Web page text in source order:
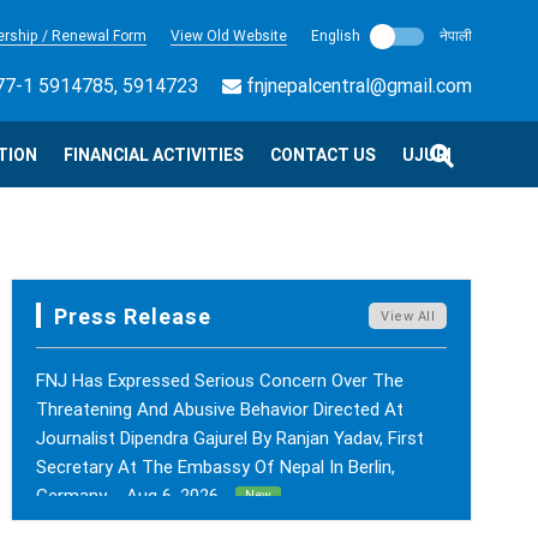
/ Renewal Form View Old Website English नेपाली
1 5914785, 5914723 fnjnepalcentral@gmail.com
FINANCIAL ACTIVITIES CONTACT US UJURI
Press Release View All
FNJ Has Expressed Serious Concern Over The
Threatening And Abusive Behavior Directed At
Journalist Dipendra Gajurel By Ranjan Yadav, First
Secretary At The Embassy Of Nepal In Berlin,
Germany. - Aug 6, 2026
New